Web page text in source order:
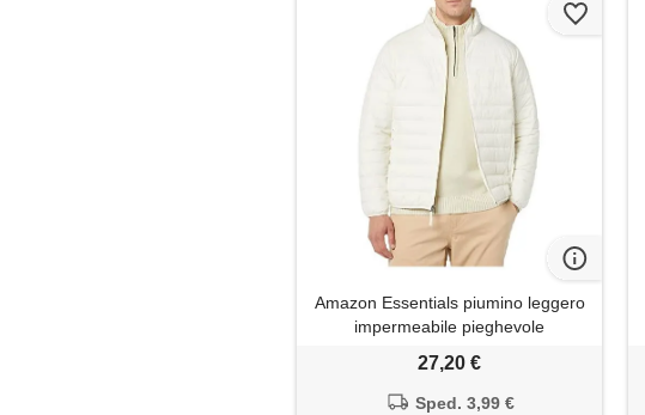
Amazon Essentials piumino leggero
impermeabile pieghevole
(disponibile in taglie extra forti)
uomo, beige chiaro, xxl
27,20 €
Sped. 3,99 €